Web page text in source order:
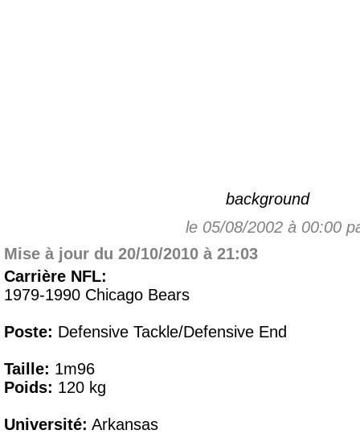
background
le 05/08/2002 à 00:00
Mise à jour du 20/10/2010 à 21:03
Carrière NFL:
1979-1990 Chicago Bears
Poste: Defensive Tackle/Defensive End
Taille: 1m96
Poids: 120 kg
Université: Arkansas